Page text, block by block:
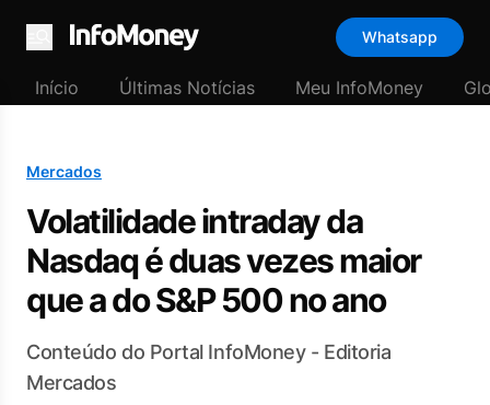
Menu
Whatsapp
Início Últimas Notícias Meu InfoMoney
Mercados
Volatilidade intraday da
Nasdaq é duas vezes maior
que a do S&P 500 no ano
Conteúdo do Portal InfoMoney - Editoria
Mercados